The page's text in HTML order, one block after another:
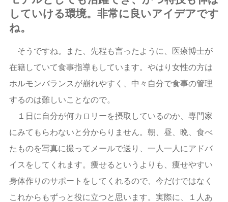
していける環境。非常に良いアイデアです
ね。
そうですね。また、先程も言ったように、医療博士が
在籍していて食事指導もしています。やはり女性の方は
ホルモンバランスが崩れやすく、中々自分で食事の管理
するのは難しいことなので。
１日に自分が何カロリーを摂取しているのか、専門家
にみてもらわないと分からりません。朝、昼、晩、食べ
たものを写真に撮ってメールで送り、一人一人にアドバ
イスをしてくれます。痩せるというよりも、痩せやすい
身体作りのサポートをしてくれるので、今だけではなく
これからもずっと役に立つと思います。実際に、１人あ